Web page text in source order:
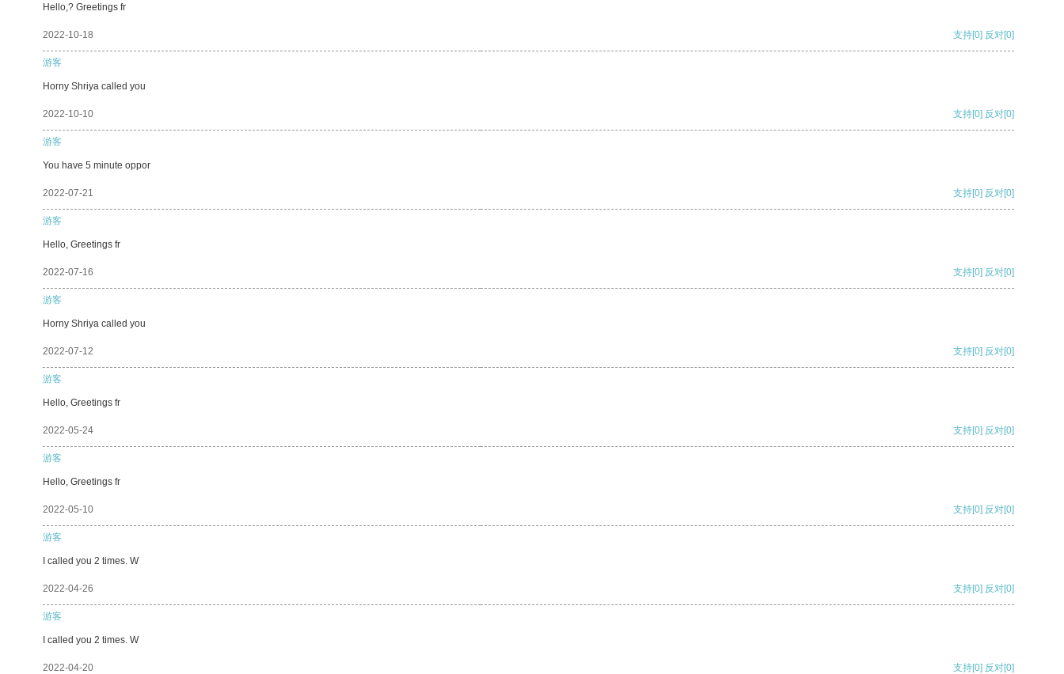
Hello,? Greetings fr
2022-10-18 支持[0] 反对[0]
游客
Horny Shriya called you
2022-10-10 支持[0] 反对[0]
游客
You have 5 minute oppor
2022-07-21 支持[0] 反对[0]
游客
Hello, Greetings fr
2022-07-16 支持[0] 反对[0]
游客
Horny Shriya called you
2022-07-12 支持[0] 反对[0]
游客
Hello, Greetings fr
2022-05-24 支持[0] 反对[0]
游客
Hello, Greetings fr
2022-05-10 支持[0] 反对[0]
游客
I called you 2 times. W
2022-04-26 支持[0] 反对[0]
游客
I called you 2 times. W
2022-04-20 支持[0] 反对[0]